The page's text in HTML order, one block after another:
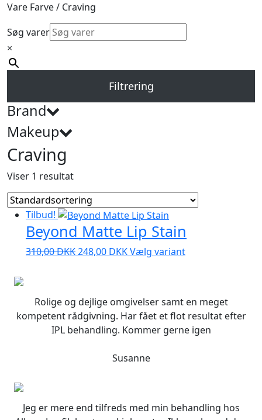
Vare Farve / Craving
Søg varer
×
Filtrering
Brand
Makeup
Craving
Viser 1 resultat
Tilbud!
Beyond Matte Lip Stain
310,00DKKDen
310,00 DKK.
248,00 DKKDen
248,00 DKK.
Vælg variantDette
varianter.
Mulighederne
kan
Rolige og dejlige omgivelser samt en meget
kompetent rådgivning. Har fået et flot resultat efter
IPL behandling. Kommer gerne igen
Susanne
Jeg er mere end tilfreds med min behandling hos